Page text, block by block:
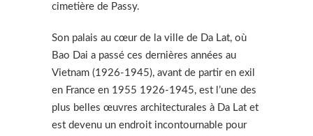
cimetière de Passy.
Son palais au cœur de la ville de Da Lat, où
Bao Dai a passé ces dernières années au
Vietnam (1926-1945), avant de partir en exil
en France en 1955 1926-1945, est l’une des
plus belles œuvres architecturales à Da Lat et
est devenu un endroit incontournable pour